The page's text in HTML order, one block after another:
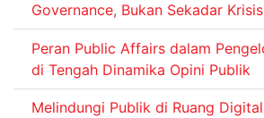
Governance, Bukan Sekadar Krisis
Peran Public Affairs dalam
di Tengah Dinamika Opini Publik
Melindungi Publik di Ruang